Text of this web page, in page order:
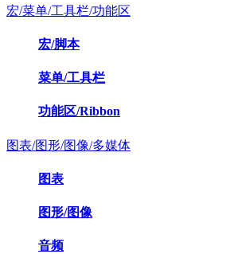
宏/菜单/工具栏/功能区
宏/脚本
菜单/工具栏
功能区/Ribbon
图表/图形/图像/多媒体
图表
图形/图像
音频